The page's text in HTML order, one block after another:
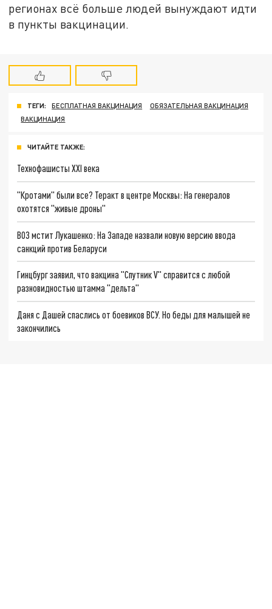
регионах всё больше людей вынуждают идти
в пункты вакцинации.
ТЕГИ: БЕСПЛАТНАЯ ВАКЦИНАЦИЯ
ОБЯЗАТЕЛЬНАЯ ВАКЦИНАЦИЯ
ВАКЦИНАЦИЯ
ЧИТАЙТЕ ТАКЖЕ:
Технофашисты XXI века
"Кротами" были все? Теракт в центре Москвы: На генералов
охотятся "живые дроны"
ВОЗ мстит Лукашенко: На Западе назвали новую версию ввода
санкций против Беларуси
Гинцбург заявил, что вакцина "Спутник V" справится с любой
разновидностью штамма "дельта"
Даня с Дашей спаслись от боевиков ВСУ. Но беды для малышей не
закончились